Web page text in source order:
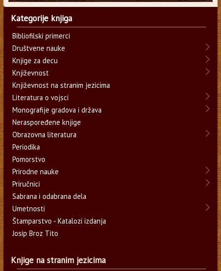
Kategorije knjiga
Bibliofilski primerci
Društvene nauke
Knjige za decu
Književnost
Književnost na stranim jezicima
Literatura o vojsci
Monografije gradova i država
Neraspoređene knjige
Obrazovna literatura
Periodika
Pomorstvo
Prirodne nauke
Priručnici
Sabrana i odabrana dela
Umetnosti
Štamparstvo - Katalozi izdanja
Josip Broz Tito
Knjige na stranim jezicima